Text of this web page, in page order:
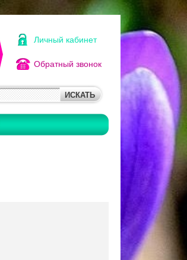
Личный кабинет
Обратный звонок